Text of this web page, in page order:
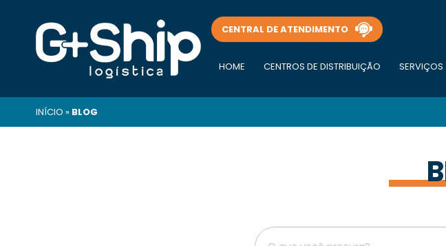
CENTRAL DE ATENDIMENTO
HOME CENTROS DE DISTRIBUIÇÃO SERVIÇOS
INÍCIO » BLOG